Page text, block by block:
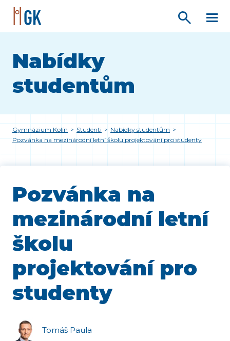
Nabídky
studentům
Gymnázium Kolín > Studenti > Nabídky studentům >
Pozvánka na mezinárodní letní školu projektování pro studenty
Pozvánka na
mezinárodní letní
školu
projektování pro
studenty
Tomáš Paula